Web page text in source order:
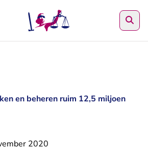
en beheren ruim 12,5 miljoen
2020